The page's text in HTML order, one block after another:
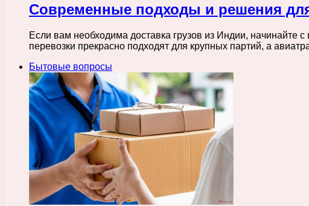
Современные подходы и решения
Если вам необходима доставка грузов из Индии,
перевозки прекрасно подходят для крупных партий, а
Бытовые вопросы